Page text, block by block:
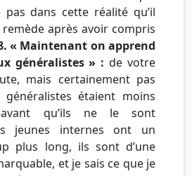
pas dans cette réalité qu’il
après avoir compris
« Maintenant on apprend
généralistes » : de votre
mais certainement pas
généralistes étaient moins
qu’ils ne le sont
jeunes internes ont un
plus long, ils sont d’une
et je sais ce que je